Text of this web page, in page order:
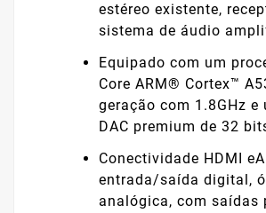
estéreo existente,
sistema de áudio
Equipado com um
Core ARM® Cortex™
geração com 1.8GHz e
DAC premium de 32
Conectividade HDMI
entrada/saída digital,
analógica, com saídas